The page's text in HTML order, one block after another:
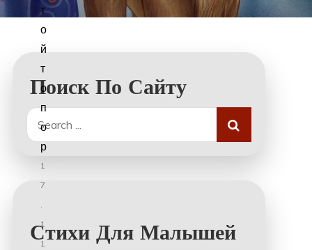
Поиск По Сайту
Search
for:
Стихи Для Малышей
т
о
й
т
о
п
о
р
1
7
.
1
1